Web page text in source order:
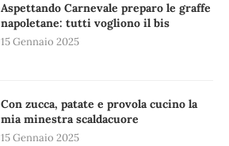
Aspettando Carnevale preparo le graffe
napoletane: tutti vogliono il bis
15 Gennaio 2025
Con zucca, patate e provola cucino la
mia minestra scaldacuore
15 Gennaio 2025